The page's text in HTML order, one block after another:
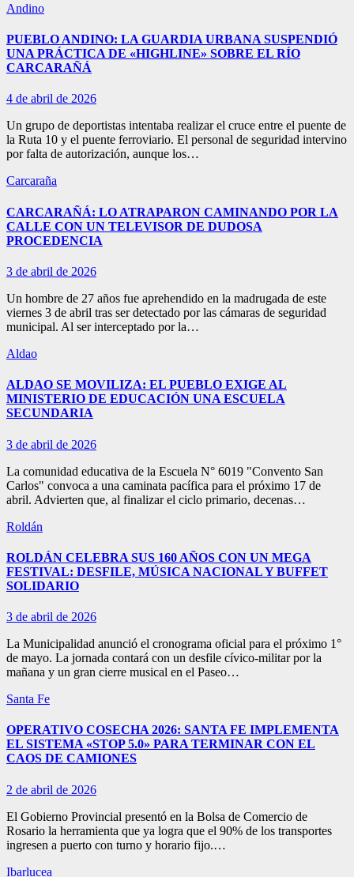
Andino
PUEBLO ANDINO: LA GUARDIA URBANA SUSPENDIÓ
UNA PRÁCTICA DE «HIGHLINE» SOBRE EL RÍO
CARCARAÑÁ
4 de abril de 2026
Un grupo de deportistas intentaba realizar el cruce entre el puente de
la Ruta 10 y el puente ferroviario. El personal de seguridad intervino
por falta de autorización, aunque los…
Carcaraña
CARCARAÑÁ: LO ATRAPARON CAMINANDO POR LA
CALLE CON UN TELEVISOR DE DUDOSA
PROCEDENCIA
3 de abril de 2026
Un hombre de 27 años fue aprehendido en la madrugada de este
viernes 3 de abril tras ser detectado por las cámaras de seguridad
municipal. Al ser interceptado por la…
Aldao
ALDAO SE MOVILIZA: EL PUEBLO EXIGE AL
MINISTERIO DE EDUCACIÓN UNA ESCUELA
SECUNDARIA
3 de abril de 2026
La comunidad educativa de la Escuela N° 6019 "Convento San
Carlos" convoca a una caminata pacífica para el próximo 17 de
abril. Advierten que, al finalizar el ciclo primario, decenas…
Roldán
ROLDÁN CELEBRA SUS 160 AÑOS CON UN MEGA
FESTIVAL: DESFILE, MÚSICA NACIONAL Y BUFFET
SOLIDARIO
3 de abril de 2026
La Municipalidad anunció el cronograma oficial para el próximo 1°
de mayo. La jornada contará con un desfile cívico-militar por la
mañana y un gran cierre musical en el Paseo…
Santa Fe
OPERATIVO COSECHA 2026: SANTA FE IMPLEMENTA
EL SISTEMA «STOP 5.0» PARA TERMINAR CON EL
CAOS DE CAMIONES
2 de abril de 2026
El Gobierno Provincial presentó en la Bolsa de Comercio de
Rosario la herramienta que ya logra que el 90% de los transportes
ingresen a puerto con turno y horario fijo.…
Ibarlucea